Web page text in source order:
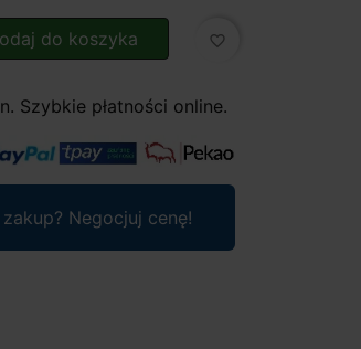
do koszyka favorite_border
Szybkie płatności online.
Negocjuj cenę!